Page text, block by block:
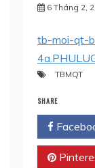
6 Tháng 2,
tb-moi-qt-
TBMQT
SHARE